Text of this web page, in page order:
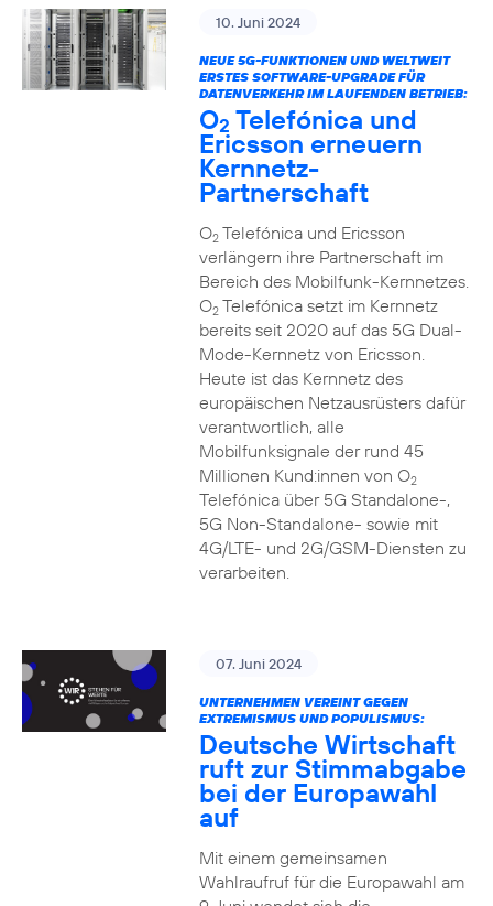
10. Juni 2024
NEUE 5G-FUNKTIONEN UND WELTWEIT
ERSTES SOFTWARE-UPGRADE FÜR
DATENVERKEHR IM LAUFENDEN BETRIEB:
O2 Telefónica und
Ericsson erneuern
Kernnetz-
Partnerschaft
O2Telefónica und Ericsson
verlängern ihre Partnerschaft im
Bereich des Mobilfunk-Kernnetzes.
O2Telefónica setzt im Kernnetz
bereits seit 2020 auf das 5G Dual-
Mode-Kernnetz von Ericsson.
Heute ist das Kernnetz des
europäischen Netzausrüsters dafür
verantwortlich, alle
Mobilfunksignale der rund 45
Millionen Kund:innen von O2
Telefónica über 5G Standalone-,
5G Non-Standalone- sowie mit
4G/LTE- und 2G/GSM-Diensten zu
verarbeiten.
07. Juni 2024
UNTERNEHMEN VEREINT GEGEN
EXTREMISMUS UND POPULISMUS:
Deutsche Wirtschaft
ruft zur Stimmabgabe
bei der Europawahl
auf
Mit einem gemeinsamen
Wahlraufruf für die Europawahl am